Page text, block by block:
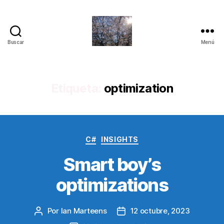
Buscar Menú
optimization
Categorías
C# INSIGHTS
Smart boy’s
optimizations
Autor
Por Ian Marteens
Fecha12 octubre, 2023